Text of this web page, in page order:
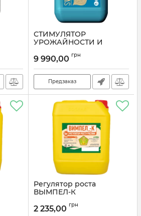
СТИМУЛЯТОР
УРОЖАЙНОСТИ И
СВЕКЛЫ SWEETLIPS
9 990,00 грн
Предзаказ
Регулятор роста
ВЫМПЕЛ-К
2 235,00 грн